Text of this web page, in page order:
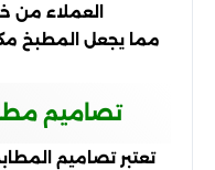
العملاء من
مما يجعل المطبخ
تصاميم
تعتبر تصاميم